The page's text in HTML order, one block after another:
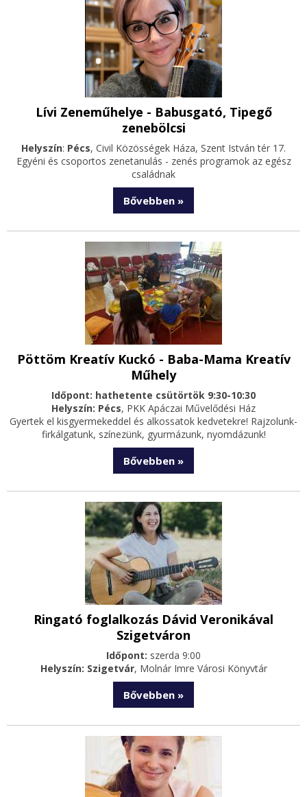
Lívi Zeneműhelye - Babusgató, Tipegő
zenebölcsi
Helyszín: Pécs, Civil Közösségek Háza, Szent István tér 17.
Egyéni és csoportos zenetanulás - zenés programok az egész
családnak
Bővebben »
Pöttöm Kreatív Kuckó - Baba-Mama Kreatív
Műhely
Időpont: hathetente csütörtök 9:30-10:30
Helyszín: Pécs, PKK Apáczai Művelődési Ház
Gyertek el kisgyermekeddel és alkossatok kedvetekre! Rajzolunk-
firkálgatunk, színezünk, gyurmázunk, nyomdázunk!
Bővebben »
Ringató foglalkozás Dávid Veronikával
Szigetváron
Időpont: szerda 9:00
Helyszín: Szigetvár, Molnár Imre Városi Könyvtár
Bővebben »